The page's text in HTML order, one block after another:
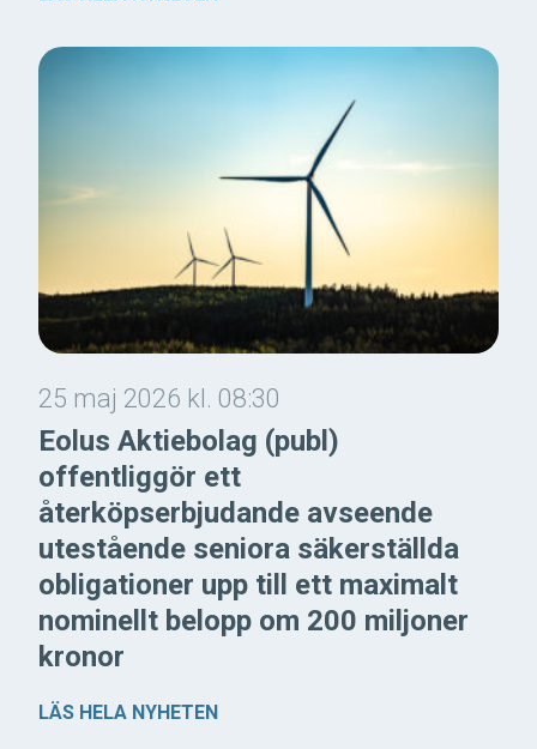
25 maj 2026 kl. 08:30
Eolus Aktiebolag (publ)
offentliggör ett
återköpserbjudande avseende
utestående seniora säkerställda
obligationer upp till ett maximalt
nominellt belopp om 200 miljoner
kronor
LÄS HELA NYHETEN